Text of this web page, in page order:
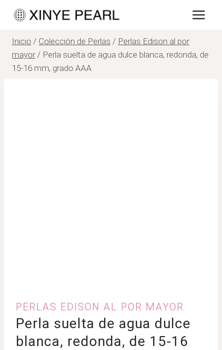
Saltar
contenido
Inicio / Colección de Perlas / Perlas Edison al por
mayor / Perla suelta de agua dulce blanca, redonda, de
15-16 mm, grado AAA
PERLAS EDISON AL POR MAYOR
Perla suelta de agua dulce
blanca, redonda, de 15-16